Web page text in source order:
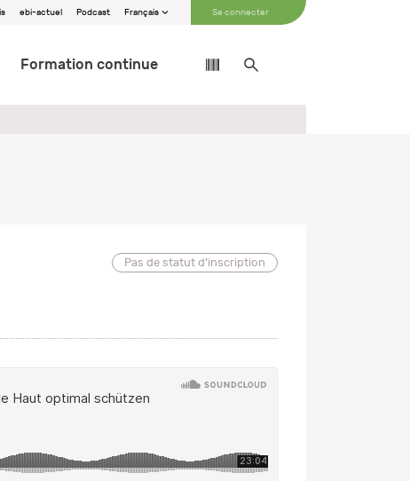
ebi-actuel Podcast Français Se connecter
Formation continue
Pas de statut d’inscription